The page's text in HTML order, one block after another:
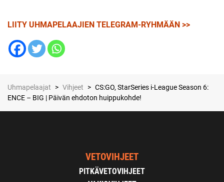
LIITY UHMAPELAAJIEN TELEGRAM-RYHMÄÄN >>
Uhmapelaajat > Vihjeet > CS:GO, StarSeries i-League Season 6:
ENCE – BIG | Päivän ehdoton huippukohde!
VETOVIHJEET
PITKÄVETOVIHJEET